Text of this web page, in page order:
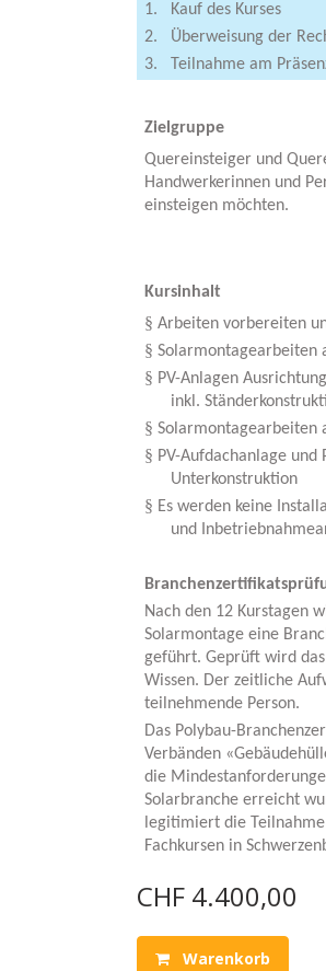
1.
Kauf des Kurses
2.
Überweisung der
3.
Teilnahme am
Zielgruppe
Quereinsteiger und
Handwerkerinnen und
einsteigen möchten.
Kursinhalt
§ Arbeiten vorbereiten
§ Solarmontagearbeiten
§ PV-Anlagen
inkl.
§ Solarmontagearbeiten
§ PV-Aufdachanlage und
Unterkonstruktion
§ Es werden keine
und
Nach den 12 Kurstagen
Solarmontage eine
geführt. Geprüft wird
Wissen. Der zeitliche
teilnehmende Person.
Das Polybau-
Verbänden
die
Solarbranche erreicht
legitimiert die Teilnahme
Fachkursen in
CHF 4.400,00
Warenkorb